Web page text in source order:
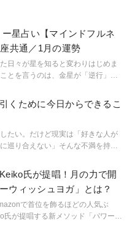
星占い【マインドフルネ
共通／1月の運勢
日々が星を知ると変わりはじめま
とを言うのは、金星が「逆行」し
が盛り上がるのは満月だからと言
眼鏡をもつことで、小さなささやき
、「今、ここ」に集中できるよう
きられるようになるのです。
ためのマインドフルネスな占星術
くために今日からできるこ
たい。だけど現実は「好きな人が
巡り合えない」そんな不満を持っ
とが大事ですが、ではその「出会
引けるようになるには？日々心掛
てみました。
氏が提唱！月の力で開
ウィッシュヨガ」とは？
で首位を飾るほどの人気ぶ
氏が提唱する新メソッド「パワーウ